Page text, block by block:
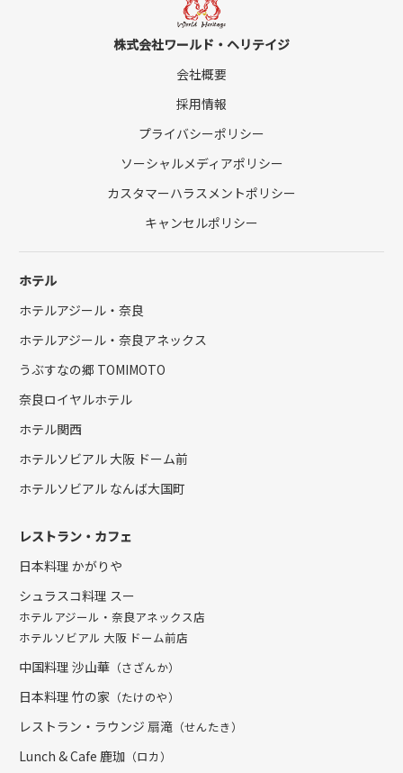
株式会社ワールド・ヘリテイジ
会社概要
採用情報
プライバシーポリシー
ソーシャルメディアポリシー
カスタマーハラスメントポリシー
キャンセルポリシー
ホテル
ホテルアジール・奈良
ホテルアジール・奈良アネックス
うぶすなの郷 TOMIMOTO
奈良ロイヤルホテル
ホテル関西
ホテルソビアル 大阪 ドーム前
ホテルソビアル なんば大国町
レストラン・カフェ
日本料理 かがりや
シュラスコ料理 スー
ホテルアジール・奈良アネックス店
ホテルソビアル 大阪 ドーム前店
中国料理 沙山華（さざんか）
日本料理 竹の家（たけのや）
レストラン・ラウンジ 扇滝（せんたき）
Lunch & Cafe 鹿珈（ロカ）